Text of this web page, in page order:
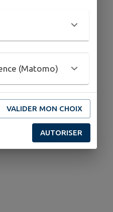
(Matomo)
VALIDER MON CHOIX
AUTORISER